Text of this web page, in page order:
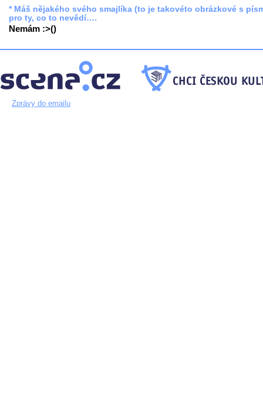
* Máš nějakého svého smajlíka (to je takovéto obrázkové s
pro ty, co to nevědí….
Nemám :>()
Zprávy do emailu